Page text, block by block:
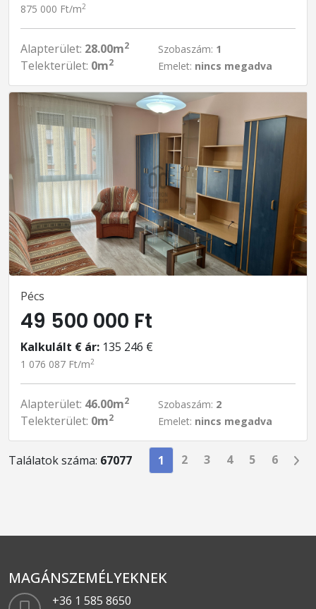
875 000 Ft/m2
Alapterület: 28.00m2
Telekterület: 0m2
Szobaszám: 1
Emelet: nincs megadva
Pécs
49 500 000 Ft
Kalkulált € ár: 135 246 €
1 076 087 Ft/m2
Alapterület: 46.00m2
Telekterület: 0m2
Szobaszám: 2
Emelet: nincs megadva
Találatok száma: 67077 1 2 3 4 5 6
MAGÁNSZEMÉLYEKNEK
+36 1 585 8650